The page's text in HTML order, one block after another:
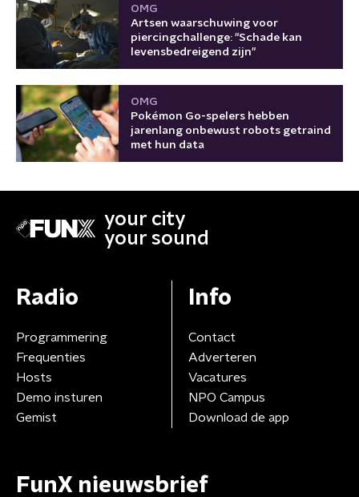
OMG
Artsen waarschuwing voor
piercingchallenge: "Schade kan
levensbedreigend zijn"
OMG
Pokémon Go-spelers hebben
jarenlang onbewust robots getraind
met hun data
your city
your sound
Radio
Programmering
Frequenties
Hosts
Demo insturen
Gemist
Info
Contact
Adverteren
Vacatures
NPO Campus
Download de app
FunX nieuwsbrief